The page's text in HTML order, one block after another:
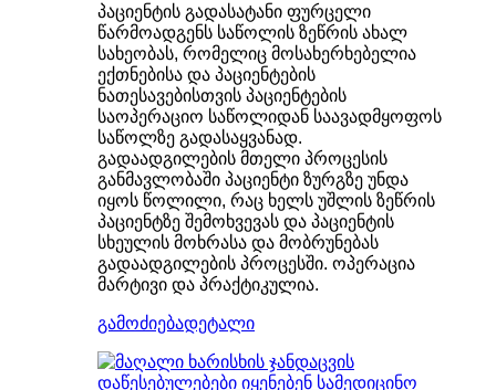
პაციენტის გადასატანი ფურცელი
წარმოადგენს საწოლის ზეწრის ახალ
სახეობას, რომელიც მოსახერხებელია
ექთნებისა და პაციენტების
ნათესავებისთვის პაციენტების
საოპერაციო საწოლიდან საავადმყოფოს
საწოლზე გადასაყვანად.
გადაადგილების მთელი პროცესის
განმავლობაში პაციენტი ზურგზე უნდა
იყოს წოლილი, რაც ხელს უშლის ზეწრის
პაციენტზე შემოხვევას და პაციენტის
სხეულის მოხრასა და მობრუნებას
გადაადგილების პროცესში. ოპერაცია
მარტივი და პრაქტიკულია.
გამოძიებადეტალი